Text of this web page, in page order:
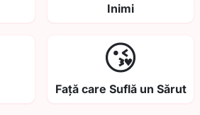
Inimi
😘
Față care Suflă un Sărut